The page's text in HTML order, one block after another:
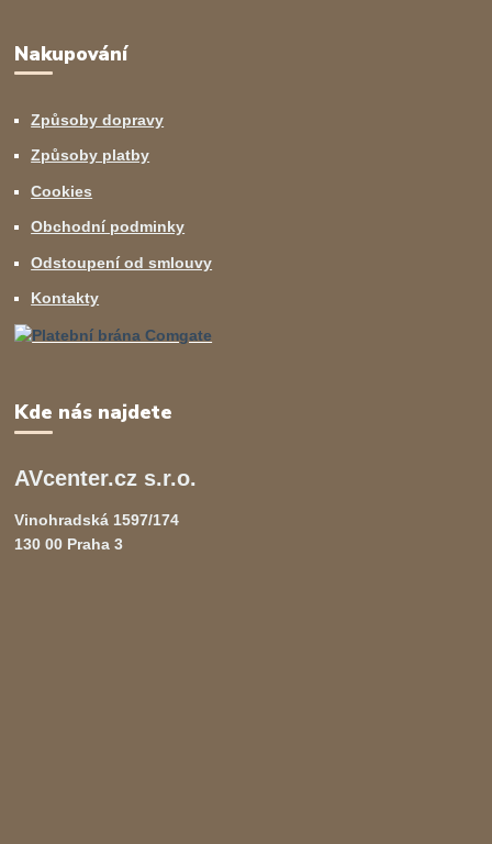
Nakupování
Způsoby dopravy
Způsoby platby
Cookies
Obchodní podminky
Odstoupení od smlouvy
Kontakty
Kde nás najdete
AVcenter.cz s.r.o.
Vinohradská 1597/174
130 00 Praha 3